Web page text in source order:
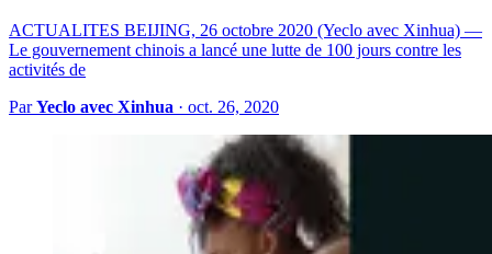
ACTUALITES BEIJING, 26 octobre 2020 (Yeclo avec Xinhua) —
Le gouvernement chinois a lancé une lutte de 100 jours contre les
activités de
ParYeclo avec Xinhua · oct. 26, 2020